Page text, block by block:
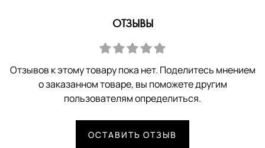
ОТЗЫВЫ
Отзывов к этому товару пока нет. Поделитесь мнением
о заказанном товаре, вы поможете другим
пользователям определиться.
ОСТАВИТЬ ОТЗЫВ